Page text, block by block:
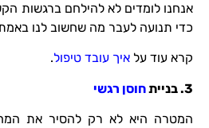
אנחנו לומדים לא להילחם ברגשות
כדי תנועה לעבר מה שחשוב לנו
קרא עוד על איך עובד טיפול.
3. בניית חוסן רגשי
המטרה היא לא רק להסיר את